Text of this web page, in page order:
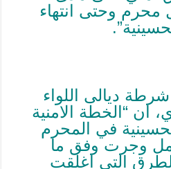
محرم وحتى انتهاء
ديالى اللواء
ان “الخطة الامنية
في المحرم
وجرت وفق ما
التي اغلقت